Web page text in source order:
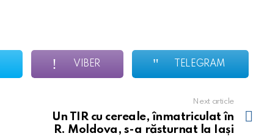
VIBER TELEGRAM
Next article
Un TIR cu cereale, înmatriculat în
R. Moldova, s-a răsturnat la Iași